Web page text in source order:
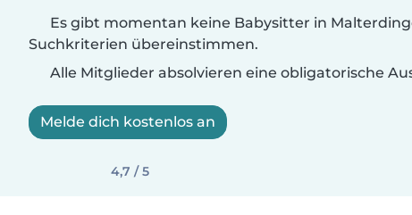
Es gibt momentan keine Babysitter in
Suchkriterien übereinstimmen.
Alle Mitglieder absolvieren eine obligatorische
Melde dich kostenlos an
4,7 / 5